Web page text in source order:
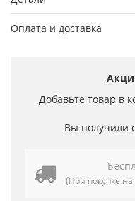
Оплата и доставка
Добавьте товар в
Вы получили
(При покупке